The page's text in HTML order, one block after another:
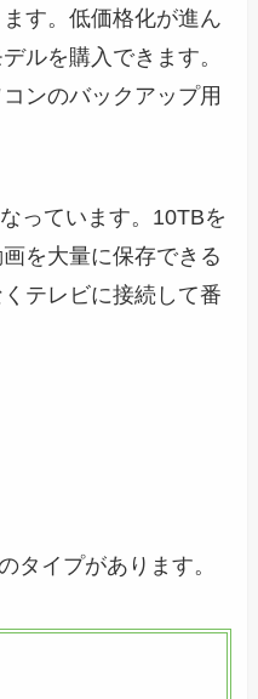
す。低価格化が進ん
ルを購入できます。
ンのバックアップ用
っています。10TBを
を大量に保存できる
テレビに接続して番
タイプがあります。